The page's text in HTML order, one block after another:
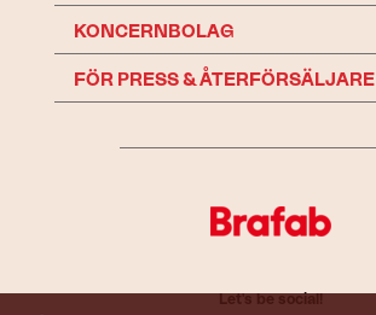
KONCERNBOLAG
FÖR PRESS & ÅTERFÖRSÄLJARE
Let's be social!